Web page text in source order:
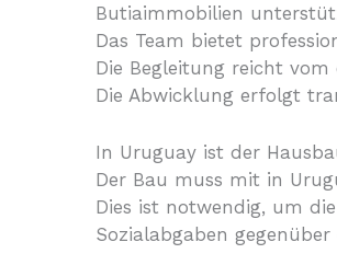
Butiaimmobilien
Das Team bietet
Die Begleitung reicht
Die Abwicklung erfolgt
In Uruguay ist der
Der Bau muss mit in
Dies ist notwendig, um
Sozialabgaben